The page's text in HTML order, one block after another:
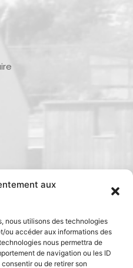
aux
nous utilisons des technologies
ou accéder aux informations des
nous permettra de
de navigation ou les ID
ou de retirer son